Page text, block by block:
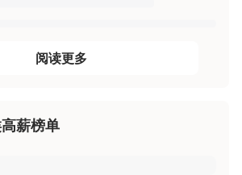
阅读更多
薪榜单